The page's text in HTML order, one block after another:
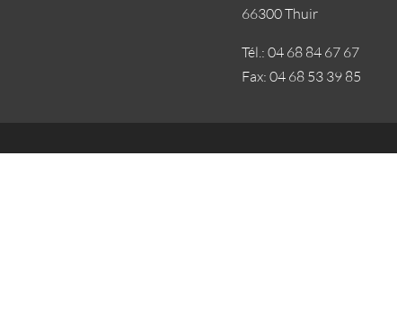
66300 Thuir
Tél.: 04 68 84 67 67
Fax: 04 68 53 39 85